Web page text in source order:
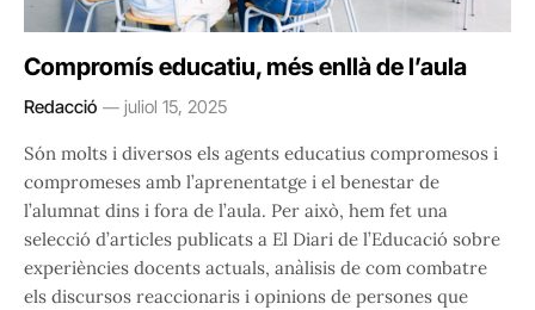
Compromís educatiu, més enllà de l’aula
Redacció juliol 15, 2025
Són molts i diversos els agents educatius compromesos i
compromeses amb l’aprenentatge i el benestar de
l’alumnat dins i fora de l’aula. Per això, hem fet una
selecció d’articles publicats a El Diari de l’Educació sobre
experiències docents actuals, anàlisis de com combatre
els discursos reaccionaris i opinions de persones que